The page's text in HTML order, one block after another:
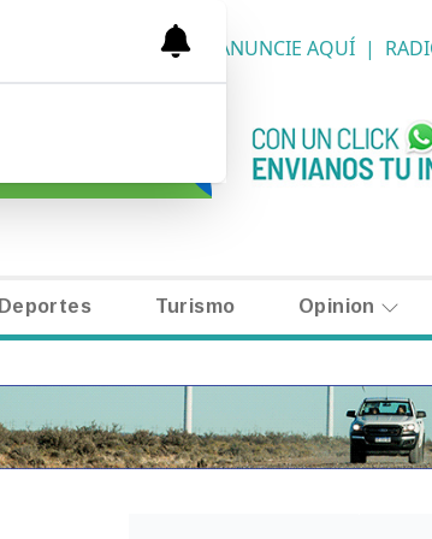
NECROLÓGICAS ANUNCIE AQUÍ |
Deportes Turismo Opinion